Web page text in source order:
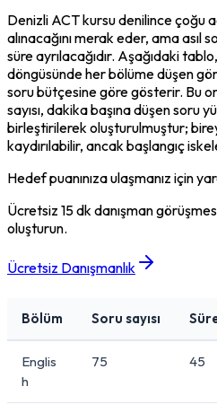
Denizli ACT kursu denilince çoğu
alınacağını merak eder, ama asıl
süre ayrılacağıdır. Aşağıdaki
döngüsünde her bölüme düşen
soru bütçesine göre gösterir. Bu
sayısı, dakika başına düşen soru
birleştirilerek oluşturulmuştur;
kaydırılabilir, ancak başlangıç
Hedef puanınıza ulaşmanız için
Ücretsiz 15 dk danışman
oluşturun.
Ücretsiz Danışmanlık
Bölüm Soru sayısı
Englis
h
75 45